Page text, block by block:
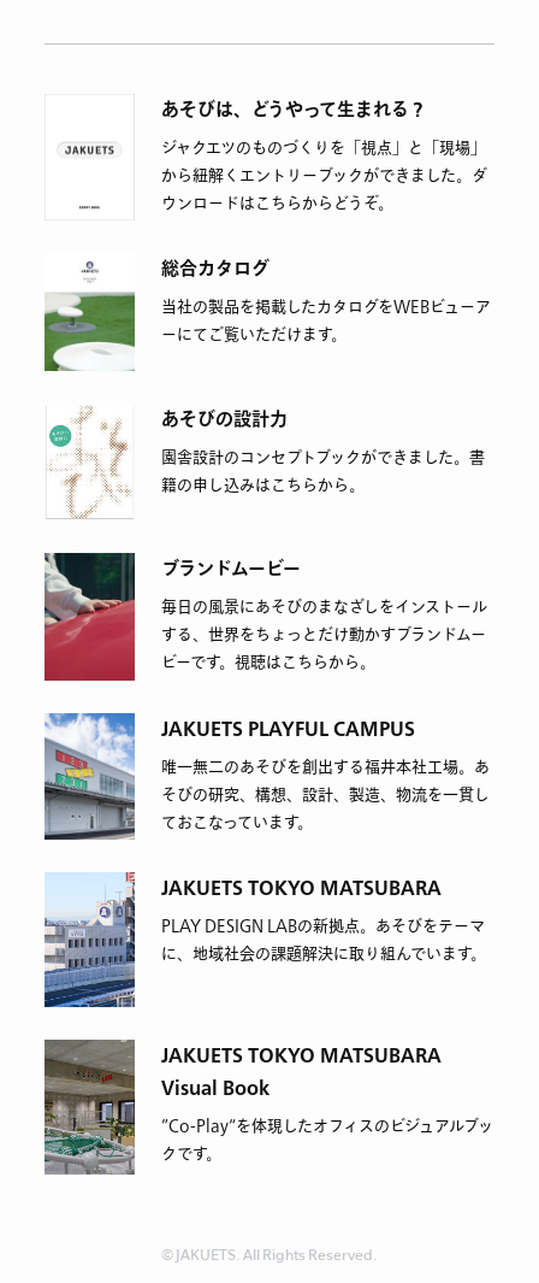
あそびは、どうやって生まれる？
ジャクエツのものづくりを「視点」と「現場」
から紐解くエントリーブックができました。ダ
ウンロードはこちらからどうぞ。
総合カタログ
当社の製品を掲載したカタログをWEBビューア
ーにてご覧いただけます。
あそびの設計力
園舎設計のコンセプトブックができました。書
籍の申し込みはこちらから。
ブランドムービー
毎日の風景にあそびのまなざしをインストール
する、世界をちょっとだけ動かすブランドムー
ビーです。視聴はこちらから。
JAKUETS PLAYFUL CAMPUS
唯一無二のあそびを創出する福井本社工場。あ
そびの研究、構想、設計、製造、物流を一貫し
ておこなっています。
JAKUETS TOKYO MATSUBARA
PLAY DESIGN LABの新拠点。あそびをテーマ
に、地域社会の課題解決に取り組んでいます。
JAKUETS TOKYO MATSUBARA
Visual Book
”Co-Play“を体現したオフィスのビジュアルブッ
クです。
© JAKUETS. All Rights Reserved.